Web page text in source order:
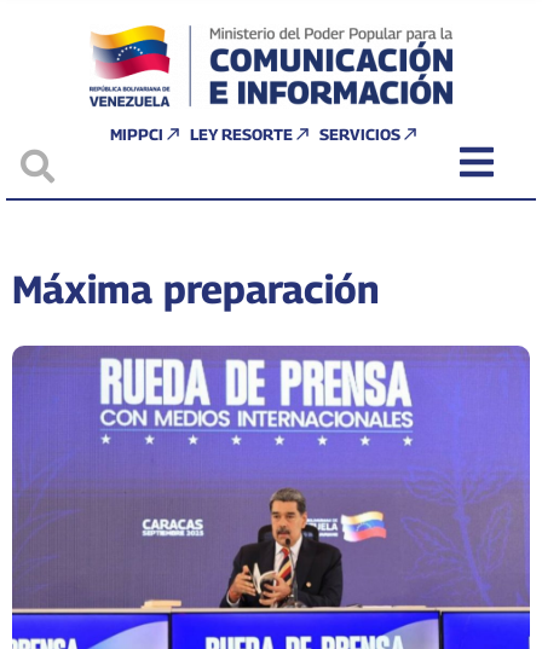
MIPPCI LEY RESORTE SERVICIOS
Máxima preparación